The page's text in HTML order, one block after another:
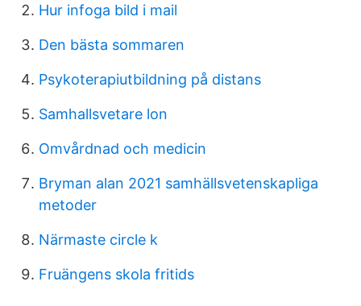
Hur infoga bild i mail
Den bästa sommaren
Psykoterapiutbildning på distans
Samhallsvetare lon
Omvårdnad och medicin
Bryman alan 2021 samhällsvetenskapliga
metoder
Närmaste circle k
Fruängens skola fritids